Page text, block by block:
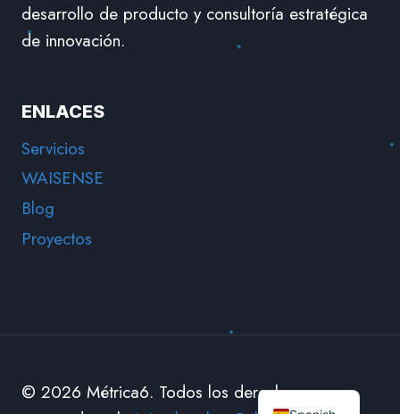
desarrollo de producto y consultoría estratégica
de innovación.
ENLACES
Servicios
WAISENSE
Blog
Proyectos
© 2026 Métrica6. Todos los derechos